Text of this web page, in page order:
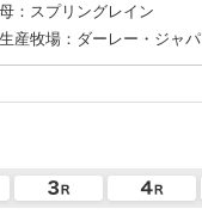
母：スプリングレイン
生産牧場：ダーレー・ジャ